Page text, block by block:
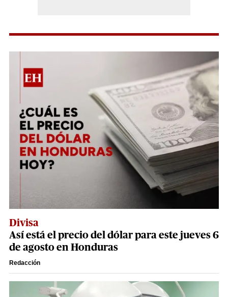
Divisa
Así está el precio del dólar para este jueves 6
de agosto en Honduras
Redacción